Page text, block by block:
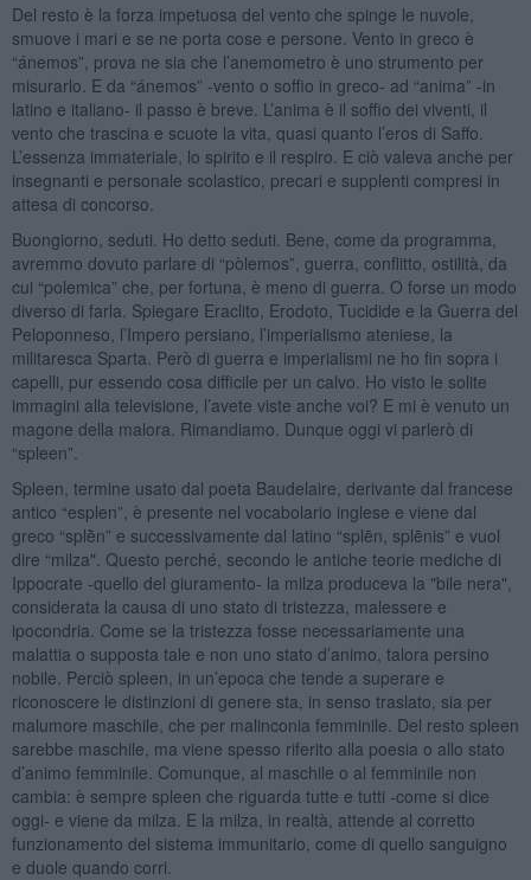
Del resto è la forza impetuosa del vento che spinge le nuvole,
smuove i mari e se ne porta cose e persone. Vento in greco è
“ánemos”, prova ne sia che l’anemometro è uno strumento per
misurarlo. E da “ánemos” -vento o soffio in greco- ad “anima” -in
latino e italiano- il passo è breve. L’anima è il soffio dei viventi, il
vento che trascina e scuote la vita, quasi quanto l’eros di Saffo.
L’essenza immateriale, lo spirito e il respiro. E ciò valeva anche per
insegnanti e personale scolastico, precari e supplenti compresi in
attesa di concorso.
Buongiorno, seduti. Ho detto seduti. Bene, come da programma,
avremmo dovuto parlare di “pòlemos”, guerra, conflitto, ostilità, da
cui “polemica” che, per fortuna, è meno di guerra. O forse un modo
diverso di farla. Spiegare Eraclito, Erodoto, Tucidide e la Guerra del
Peloponneso, l’Impero persiano, l’imperialismo ateniese, la
militaresca Sparta. Però di guerra e imperialismi ne ho fin sopra i
capelli, pur essendo cosa difficile per un calvo. Ho visto le solite
immagini alla televisione, l’avete viste anche voi? E mi è venuto un
magone della malora. Rimandiamo. Dunque oggi vi parlerò di
“spleen”.
Spleen, termine usato dal poeta Baudelaire, derivante dal francese
antico “esplen”, è presente nel vocabolario inglese e viene dal
greco “splḕn” e successivamente dal latino “splēn, splēnis” e vuol
dire “milza". Questo perché, secondo le antiche teorie mediche di
Ippocrate -quello del giuramento- la milza produceva la "bile nera",
considerata la causa di uno stato di tristezza, malessere e
ipocondria. Come se la tristezza fosse necessariamente una
malattia o supposta tale e non uno stato d’animo, talora persino
nobile. Perciò spleen, in un’epoca che tende a superare e
riconoscere le distinzioni di genere sta, in senso traslato, sia per
malumore maschile, che per malinconia femminile. Del resto spleen
sarebbe maschile, ma viene spesso riferito alla poesia o allo stato
d’animo femminile. Comunque, al maschile o al femminile non
cambia: è sempre spleen che riguarda tutte e tutti -come si dice
oggi- e viene da milza. E la milza, in realtà, attende al corretto
funzionamento del sistema immunitario, come di quello sanguigno
e duole quando corri.